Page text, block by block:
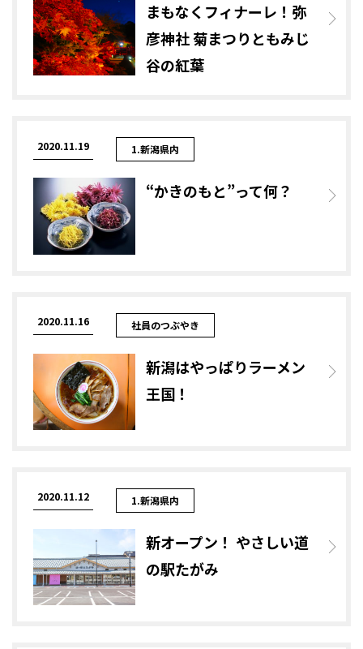
まもなくフィナーレ！弥
彦神社 菊まつりともみじ
谷の紅葉
2020.11.19 1.新潟県内
“かきのもと”って何？
2020.11.16 社員のつぶやき
新潟はやっぱりラーメン
王国！
2020.11.12 1.新潟県内
新オープン！ やさしい道
の駅たがみ